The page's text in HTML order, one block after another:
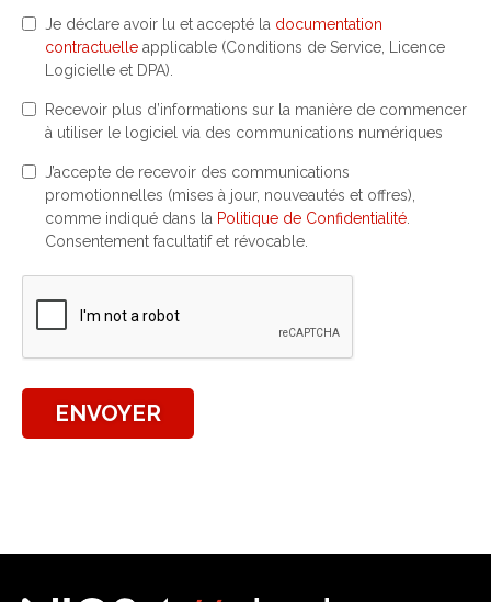
Je déclare avoir lu et accepté la documentation
contractuelle applicable (Conditions de Service, Licence
Logicielle et DPA).
Recevoir plus d’informations sur la manière de commencer
à utiliser le logiciel via des communications numériques
J’accepte de recevoir des communications
promotionnelles (mises à jour, nouveautés et offres),
comme indiqué dans la Politique de Confidentialité
Consentement facultatif et révocable.
ENVOYER